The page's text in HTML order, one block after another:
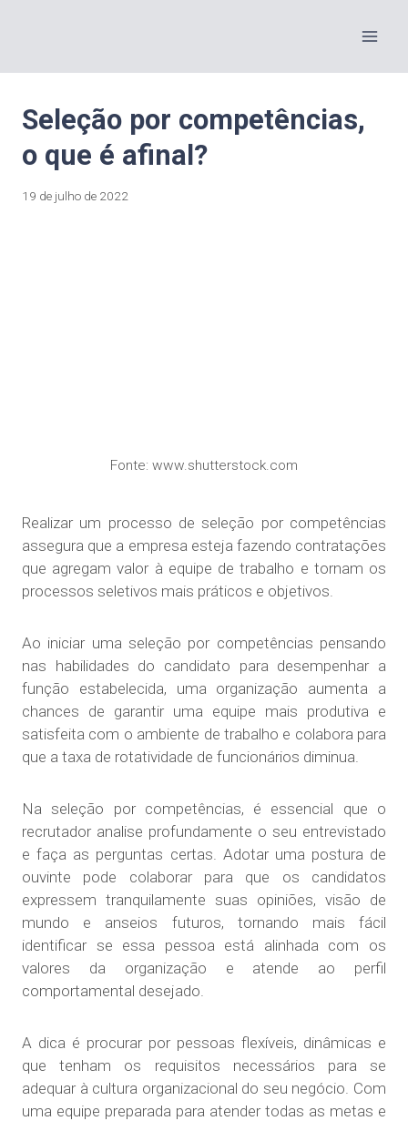
Seleção por competências,
o que é afinal?
19 de julho de 2022
Fonte: www.shutterstock.com
Realizar um processo de seleção por competências
assegura que a empresa esteja fazendo contratações
que agregam valor à equipe de trabalho e tornam os
processos seletivos mais práticos e objetivos.
Ao iniciar uma seleção por competências pensando
nas habilidades do candidato para desempenhar a
função estabelecida, uma organização aumenta a
chances de garantir uma equipe mais produtiva e
satisfeita com o ambiente de trabalho e colabora para
que a taxa de rotatividade de funcionários diminua.
Na seleção por competências, é essencial que o
recrutador analise profundamente o seu entrevistado
e faça as perguntas certas. Adotar uma postura de
ouvinte pode colaborar para que os candidatos
expressem tranquilamente suas opiniões, visão de
mundo e anseios futuros, tornando mais fácil
identificar se essa pessoa está alinhada com os
valores da organização e atende ao perfil
comportamental desejado.
A dica é procurar por pessoas flexíveis, dinâmicas e
que tenham os requisitos necessários para se
adequar à cultura organizacional do seu negócio. Com
uma equipe preparada para atender todas as metas e